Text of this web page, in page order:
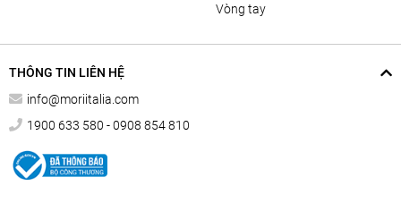
vòng tay
THÔNG TIN LIÊN HỆ
info@moriitalia.com
1900 633 580 - 0908 854 810